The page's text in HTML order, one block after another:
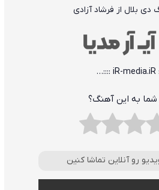
دی ﺑﻠﺎل از ﻓﺮﺷﺎد آزادی
شما به این آهنگ؟
رو آنلاین تماشا کنین